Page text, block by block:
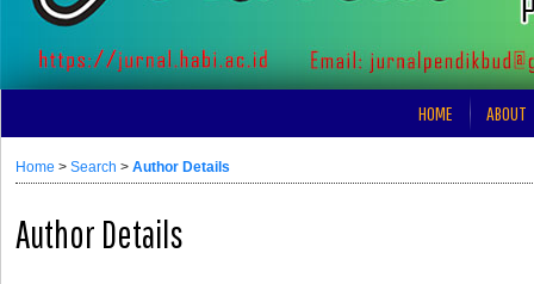
HOME ABOUT
Home > Search > Author Details
Author Details